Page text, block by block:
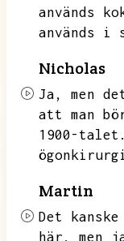
används
används i
Nicholas
Ja, men
att man
1900-talet.
Martin
Det
här,
men